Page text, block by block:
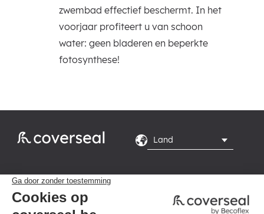
zwembad effectief beschermt. In het
voorjaar profiteert u van schoon
water: geen bladeren en beperkte
fotosynthese!

Rte du Grand Peuplier
8, 7110 La Louvière